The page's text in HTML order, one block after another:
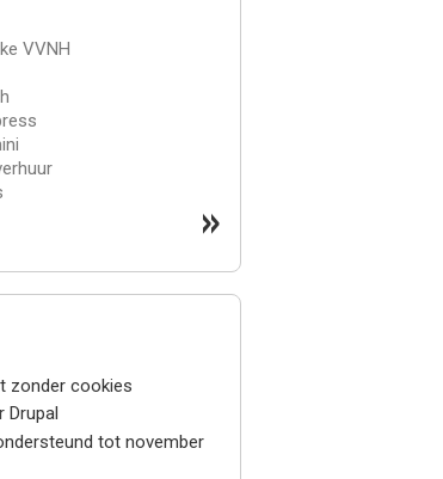
VVNH
»
zonder cookies
Drupal
tot november